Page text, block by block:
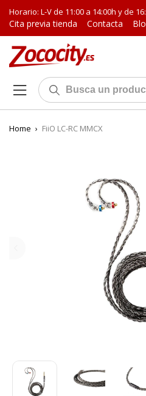
Horario: L-V de 11:00 a 14:00h y de
Cita previa tienda Contacta
Home › FiiO LC-RC MMCX